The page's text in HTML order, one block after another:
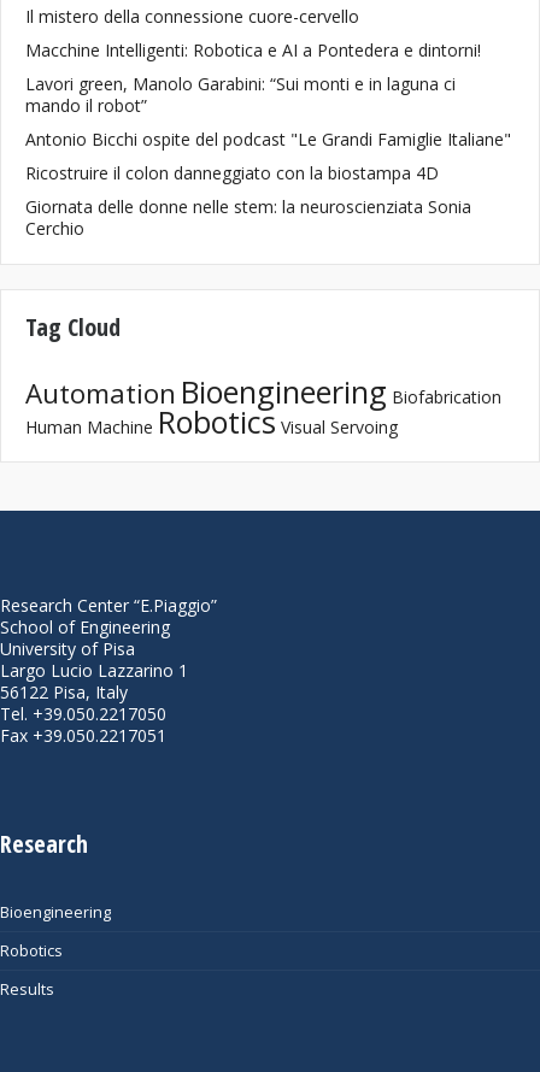
Il mistero della connessione cuore-cervello
Macchine Intelligenti: Robotica e AI a Pontedera e dintorni!
Lavori green, Manolo Garabini: “Sui monti e in laguna ci
mando il robot”
Antonio Bicchi ospite del podcast "Le Grandi Famiglie Italiane"
Ricostruire il colon danneggiato con la biostampa 4D
Giornata delle donne nelle stem: la neuroscienziata Sonia
Cerchio
Tag Cloud
Automation Bioengineering Biofabrication
Human Machine Robotics Visual Servoing
Research Center “E.Piaggio”
School of Engineering
University of Pisa
Largo Lucio Lazzarino 1
56122 Pisa, Italy
Tel. +39.050.2217050
Fax +39.050.2217051
Research
Bioengineering
Robotics
Results